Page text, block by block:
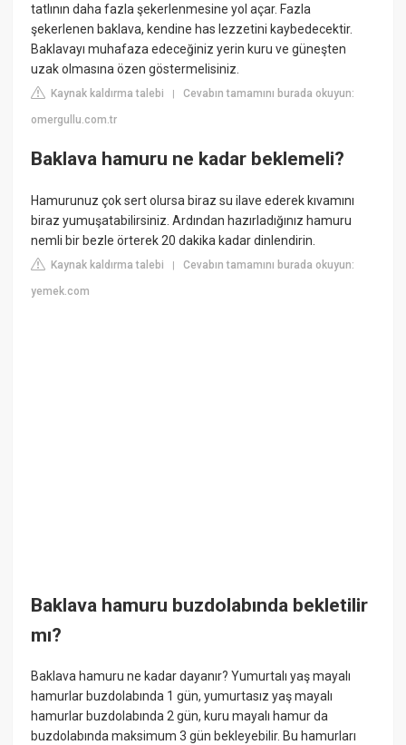
tatlının daha fazla şekerlenmesine yol açar. Fazla
şekerlenen baklava, kendine has lezzetini kaybedecektir.
Baklavayı muhafaza edeceğiniz yerin kuru ve güneşten
uzak olmasına özen göstermelisiniz.
Kaynak kaldırma talebi |Cevabın tamamını burada okuyun:
omergullu.com.tr
Baklava hamuru ne kadar beklemeli?
Hamurunuz çok sert olursa biraz su ilave ederek kıvamını
biraz yumuşatabilirsiniz. Ardından hazırladığınız hamuru
nemli bir bezle örterek 20 dakika kadar dinlendirin.
Kaynak kaldırma talebi |Cevabın tamamını burada okuyun:
yemek.com
Baklava hamuru buzdolabında bekletilir
mı?
Baklava hamuru ne kadar dayanır? Yumurtalı yaş mayalı
hamurlar buzdolabında 1 gün, yumurtasız yaş mayalı
hamurlar buzdolabında 2 gün, kuru mayalı hamur da
buzdolabında maksimum 3 gün bekleyebilir. Bu hamurları